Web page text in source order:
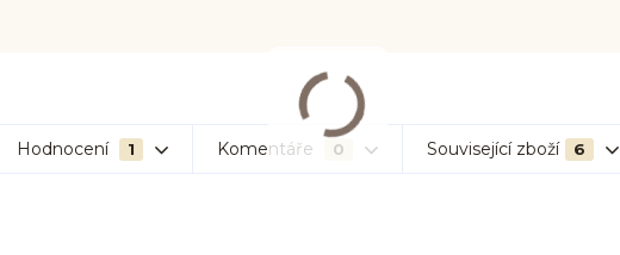
Hodnocení 1 Komentáře 0 Související zboží 6